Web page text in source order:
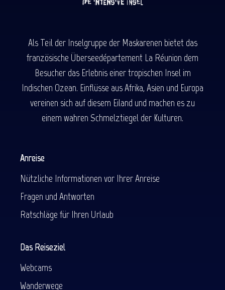
Als Teil der Inselgruppe der Maskarenen bietet das
französische Überseedépartement La Réunion dem
Besucher das Erlebnis einer tropischen Insel im
Indischen Ozean. Einflüsse aus Afrika, Asien und Europa
vereinen sich auf diesem Eiland und machen es zu
einem wahren Schmelztiegel der Kulturen.
Anreise
Nützliche Informationen vor Ihrer Anreise
Fragen und Antworten
Ratschläge für Ihren Urlaub
Das Reiseziel
Webcams
Wanderwege